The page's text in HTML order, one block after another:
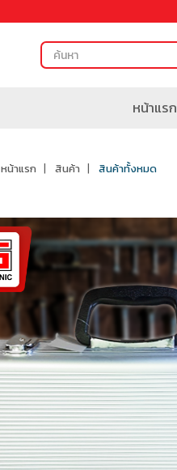
หน้าแรก
หน้าแรก สินค้า สินค้าทั้งหมด